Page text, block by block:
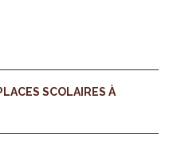
SCOLAIRES À